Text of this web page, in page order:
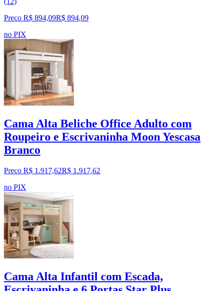
Preço R$ 894,09R$ 894,09
no PIX
Cama Alta Beliche Office Adulto com
Roupeiro e Escrivaninha Moon Yescasa
Branco
Preço R$ 1.917,62R$ 1.917,62
no PIX
Cama Alta Infantil com Escada,